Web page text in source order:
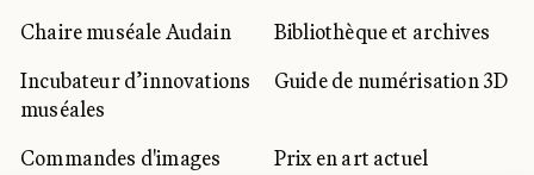
Chaire muséale Audain
Bibliothèque et archives
Incubateur d’innovations
muséales
Guide de numérisation 3D
Commandes d'images
Prix en art actuel